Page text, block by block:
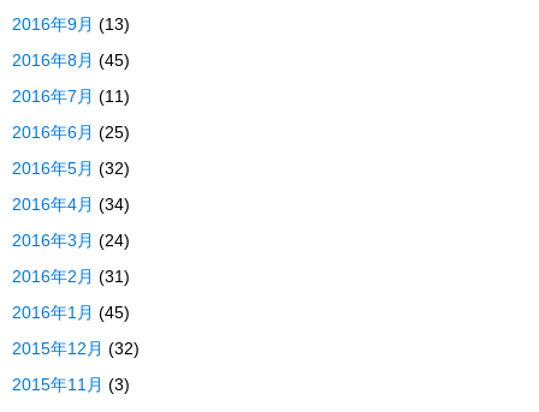
2016年9月 (13)
2016年8月 (45)
2016年7月 (11)
2016年6月 (25)
2016年5月 (32)
2016年4月 (34)
2016年3月 (24)
2016年2月 (31)
2016年1月 (45)
2015年12月 (32)
2015年11月 (3)